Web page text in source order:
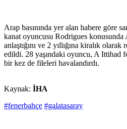
Arap basınında yer alan habere göre
kanat oyuncusu Rodrigues
anlaştığını ve 2 yıllığına kiralık
edildi. 28 yaşındaki oyuncu, A Ittihad
bir kez de fileleri havalandırdı.
Kaynak: İHA
#fenerbahçe #galatasaray